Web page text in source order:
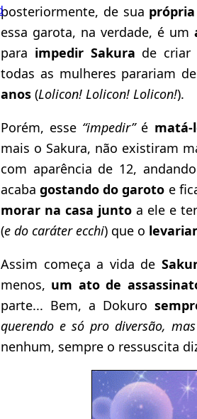
posteriormente, de sua
essa garota, na verdade, é um
para impedir Sakura de criar
todas as mulheres parariam
anos (Lolicon! Lolicon! Lolicon!).
Porém, esse “impedir” é matá-
mais o Sakura, não existiram
com aparência de 12,
acabagostando do garoto e
morar na casa juntoa ele e
(e do caráter ecchi) que o
Assim começa a vida de
menos, um ato de
parte... Bem, a Dokuro
querendo e só pro diversão,
nenhum, sempre o ressuscita